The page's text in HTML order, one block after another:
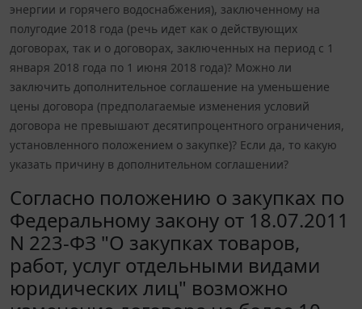
энергии и горячего водоснабжения), заключенному на
полугодие 2018 года (речь идет как о действующих
договорах, так и о договорах, заключенных на период с 1
января 2018 года по 1 июня 2018 года)? Можно ли
заключить дополнительное соглашение на уменьшение
цены договора (предполагаемые изменения условий
договора не превышают десятипроцентного ограничения,
установленного положением о закупке)? Если да, то какую
указать причину в дополнительном соглашении?
Согласно положению о закупках по
Федеральному закону от 18.07.2011
N 223-ФЗ "О закупках товаров,
работ, услуг отдельными видами
юридических лиц" возможно